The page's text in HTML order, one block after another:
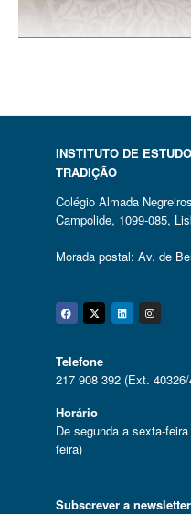
INSTITUTO DE
TRADIÇÃO
Colégio Almada
Campolide, 1099-085,
Morada postal: Av. de
Facebook
Twitter
Telefone
217 908 392 (Ext.
Horário
De segunda a sexta-
feira)
Subscrever a